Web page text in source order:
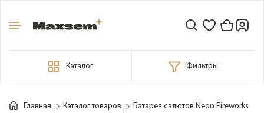
Каталог Фильтры
Главная Каталог товаров Батарея салютов Neon Fireworks